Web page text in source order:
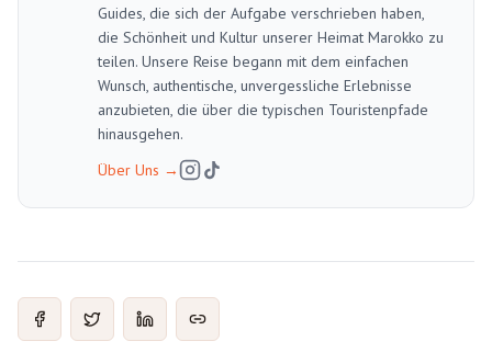
Guides, die sich der Aufgabe verschrieben haben,
die Schönheit und Kultur unserer Heimat Marokko zu
teilen. Unsere Reise begann mit dem einfachen
Wunsch, authentische, unvergessliche Erlebnisse
anzubieten, die über die typischen Touristenpfade
hinausgehen.
Über Uns →